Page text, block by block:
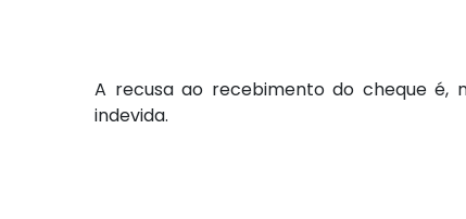
A recusa ao recebimento do cheque é,
indevida.